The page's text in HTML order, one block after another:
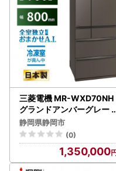
三菱電機 MR-WXD70NH
グランドアンバーグレー 6
ドア 観音開き 標準設置付
【沖縄・離島・一部山間地
域:配送不可】冷凍庫 冷蔵
冷凍 家電 家電製品 電化製
品 キッチン家電 家庭用
静岡県静岡市
(0)
1,350,000